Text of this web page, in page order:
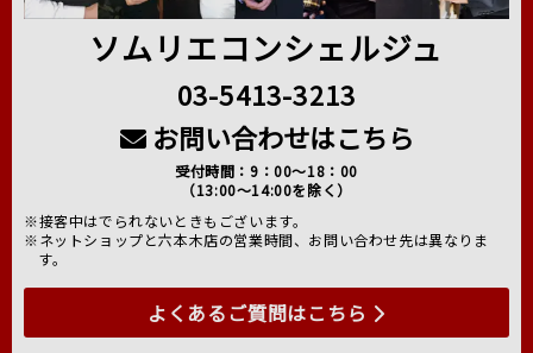
ソムリエコンシェルジュ
03-5413-3213
お問い合わせはこちら
受付時間：9：00～18：00
（13:00～14:00を除く）
※接客中はでられないときもございます。
※ネットショップと六本木店の営業時間、お問い合わせ先は異なりま
す。
よくあるご質問はこちら